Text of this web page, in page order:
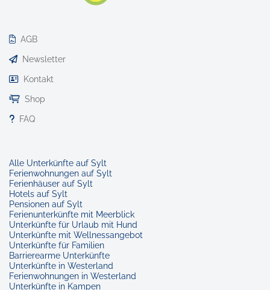
AGB
Newsletter
Kontakt
Shop
FAQ
Alle Unterkünfte auf Sylt
Ferienwohnungen auf Sylt
Ferienhäuser auf Sylt
Hotels auf Sylt
Pensionen auf Sylt
Ferienunterkünfte mit Meerblick
Unterkünfte für Urlaub mit Hund
Unterkünfte mit Wellnessangebot
Unterkünfte für Familien
Barrierearme Unterkünfte
Unterkünfte in Westerland
Ferienwohnungen in Westerland
Unterkünfte in Kampen